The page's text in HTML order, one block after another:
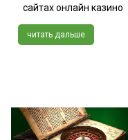
сайтах онлайн казино
читать дальше